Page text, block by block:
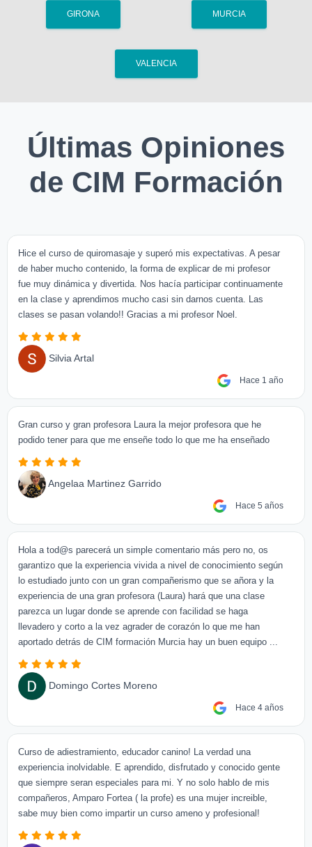
GIRONA MURCIA
VALENCIA
Últimas Opiniones
de CIM Formación
Hice el curso de quiromasaje y superó mis expectativas. A pesar
de haber mucho contenido, la forma de explicar de mi profesor
fue muy dinámica y divertida. Nos hacía participar continuamente
en la clase y aprendimos mucho casi sin darnos cuenta. Las
clases se pasan volando!! Gracias a mi profesor Noel.
Silvia Artal
Hace 1 año
Gran curso y gran profesora Laura la mejor profesora que he
podido tener para que me enseñe todo lo que me ha enseñado
Angelaa Martinez Garrido
Hace 5 años
Hola a tod@s parecerá un simple comentario más pero no, os
garantizo que la experiencia vivida a nivel de conocimiento según
lo estudiado junto con un gran compañerismo que se añora y la
experiencia de una gran profesora (Laura) hará que una clase
parezca un lugar donde se aprende con facilidad se haga
llevadero y corto a la vez agrader de corazón lo que me han
aportado detrás de CIM formación Murcia hay un buen equipo ...
Domingo Cortes Moreno
Hace 4 años
Curso de adiestramiento, educador canino! La verdad una
experiencia inolvidable. E aprendido, disfrutado y conocido gente
que siempre seran especiales para mi. Y no solo hablo de mis
compañeros, Amparo Fortea ( la profe) es una mujer increible,
sabe muy bien como impartir un curso ameno y profesional!